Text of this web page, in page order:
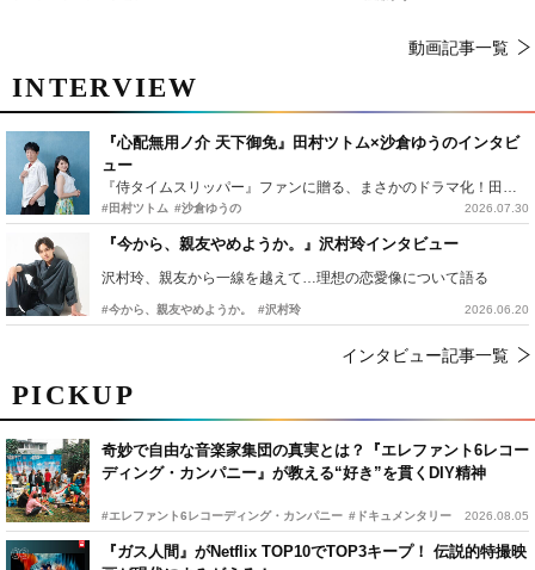
PICKUP
奇妙で自由な音楽家集団の真実とは？『エレファント6レコー
ディング・カンパニー』が教える“好き”を貫くDIY精神
#エレファント6レコーディング・カンパニー #ドキュメンタリー 2026.08.05
『ガス人間』がNetflix TOP10でTOP3キープ！ 伝説的特撮映
動画記事一覧
INTERVIEW
『心配無用ノ介 天下御免』田村ツトム×沙倉ゆうのインタビ
ュー
『侍タイムスリッパー』ファンに贈る、まさかのドラマ化！田村ツトム×沙倉ゆうのが語る『心配無用ノ介』撮影秘話
#田村ツトム #沙倉ゆうの 2026.07.30
『今から、親友やめようか。』沢村玲インタビュー
沢村玲、親友から一線を越えて…理想の恋愛像について語る
#今から、親友やめようか。 #沢村玲 2026.06.20
インタビュー記事一覧